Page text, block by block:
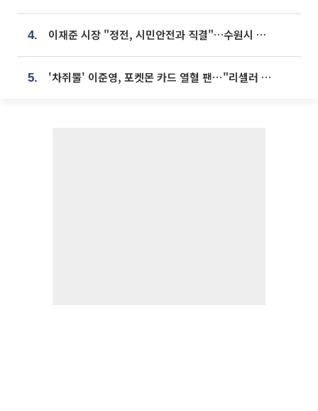
4. 이재준 시장 "정전, 시민안전과 직결"…수원시 비상대응체계 가동
5. '차쥐뿔' 이준영, 포켓몬 카드 열혈 팬⋯"리셀러 처단할 것"